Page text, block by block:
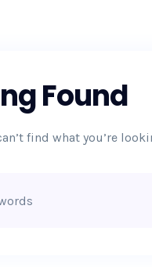
Found
find what you’re